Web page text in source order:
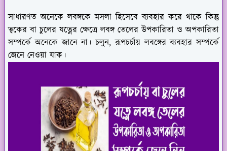
সাধারণত অনেকে লবঙ্গকে মসলা হিসেবে ব্যবহার করে থাকে কিন্তু
ত্বকের বা চুলের যত্নের ক্ষেত্রে লবঙ্গ তেলের উপকারিতা ও অপকারিতা
সম্পর্কে অনেকে জানে না। চলুন, রূপচর্চায় লবঙ্গের ব্যবহার সম্পর্কে
জেনে নেওয়া যাক।